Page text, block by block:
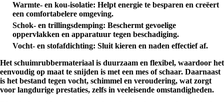
Warmte- en kou-isolatie: Helpt energie te besparen en creëert
een comfortabelere omgeving.
Schok- en trillingsdemping: Beschermt gevoelige
oppervlakken en apparatuur tegen beschadiging.
Vocht- en stofafdichting: Sluit kieren en naden effectief af.
Het schuimrubbermateriaal is duurzaam en flexibel, waardoor het
eenvoudig op maat te snijden is met een mes of schaar. Daarnaast
is het bestand tegen vocht, schimmel en veroudering, wat zorgt
voor langdurige prestaties, zelfs in veeleisende omstandigheden.